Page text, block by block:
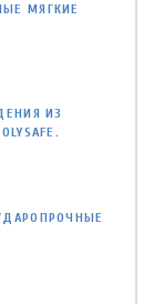
МЯГКИЕ
ИЗ